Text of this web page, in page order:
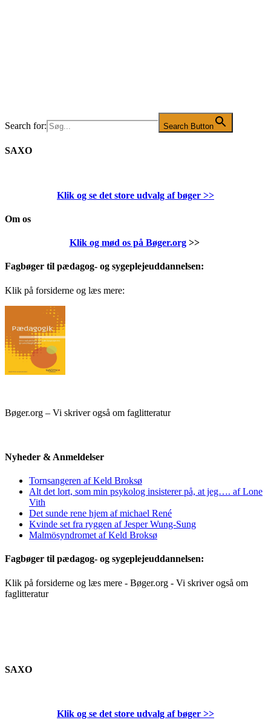
Search for: Search Button
SAXO
Klik og se det store udvalg af bøger >>
Om os
Klik og mød os på Bøger.org>>
Fagbøger til pædagog- og sygeplejeuddannelsen:
Klik på forsiderne og læs mere:
Bøger.org – Vi skriver også om faglitteratur
Nyheder & Anmeldelser
Tornsangeren af Keld Broksø
Alt det lort, som min psykolog insisterer på, at jeg…. af Lone
Vith
Det sunde rene hjem af michael René
Kvinde set fra ryggen af Jesper Wung-Sung
Malmösyndromet af Keld Broksø
Fagbøger til pædagog- og sygeplejeuddannelsen:
Klik på forsiderne og læs mere - Bøger.org - Vi skriver også om
faglitteratur
SAXO
Klik og se det store udvalg af bøger >>